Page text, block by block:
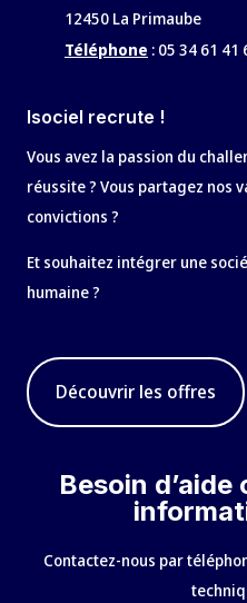
12450 La Primaube
Téléphone : 05 34 61 41
Isociel recrute !
Vous avez la passion du
réussite ? Vous partagez nos
convictions ?
Et souhaitez intégrer une
humaine ?
Découvrir les offres
Besoin d’aide
Contactez-nous par